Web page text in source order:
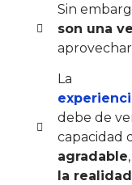
Sin
son una
La
debe de
capacidad
agradable,
la